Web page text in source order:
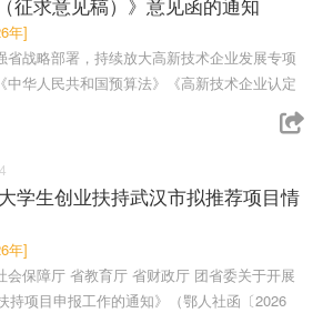
年]
省战略部署，持续放大高新技术企业发展专项
中华人民共和国预算法》《高新技术企业认定
学生创业扶持武汉市拟推荐项目情
年]
会保障厅 省教育厅 省财政厅 团省委关于开展
持项目申报工作的通知》（鄂人社函〔2026